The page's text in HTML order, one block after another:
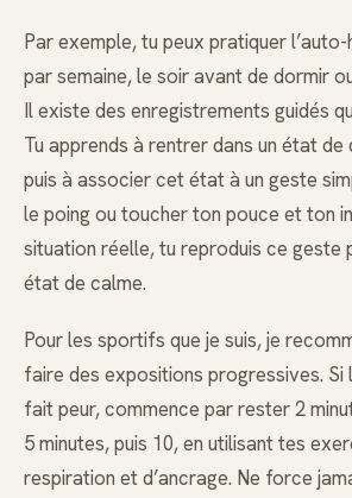
Par exemple, tu peux pratiquer
par semaine, le soir avant de dormir
Il existe des enregistrements guidés
Tu apprends à rentrer dans un état
puis à associer cet état à un geste
le poing ou toucher ton pouce et ton
situation réelle, tu reproduis ce geste
état de calme.
Pour les sportifs que je suis, je
faire des expositions progressives.
fait peur, commence par rester 2
5 minutes, puis 10, en utilisant tes
respiration et d’ancrage. Ne force